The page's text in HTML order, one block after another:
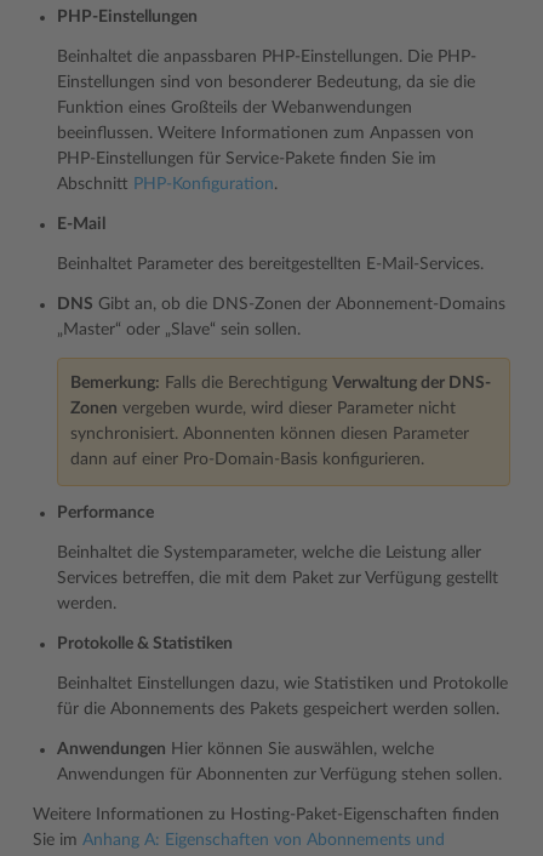
PHP-Einstellungen
Beinhaltet die anpassbaren PHP-Einstellungen. Die PHP-
Einstellungen sind von besonderer Bedeutung, da sie die
Funktion eines Großteils der Webanwendungen
beeinflussen. Weitere Informationen zum Anpassen von
PHP-Einstellungen für Service-Pakete finden Sie im
Abschnitt PHP-Konfiguration.
E-Mail
Beinhaltet Parameter des bereitgestellten E-Mail-Services.
DNS Gibt an, ob die DNS-Zonen der Abonnement-Domains
„Master“ oder „Slave“ sein sollen.
Bemerkung: Falls die Berechtigung Verwaltung der DNS-
Zonen vergeben wurde, wird dieser Parameter nicht
synchronisiert. Abonnenten können diesen Parameter
dann auf einer Pro-Domain-Basis konfigurieren.
Performance
Beinhaltet die Systemparameter, welche die Leistung aller
Services betreffen, die mit dem Paket zur Verfügung gestellt
werden.
Protokolle & Statistiken
Beinhaltet Einstellungen dazu, wie Statistiken und Protokolle
für die Abonnements des Pakets gespeichert werden sollen.
Anwendungen Hier können Sie auswählen, welche
Anwendungen für Abonnenten zur Verfügung stehen sollen.
Weitere Informationen zu Hosting-Paket-Eigenschaften finden
Sie im Anhang A: Eigenschaften von Abonnements und